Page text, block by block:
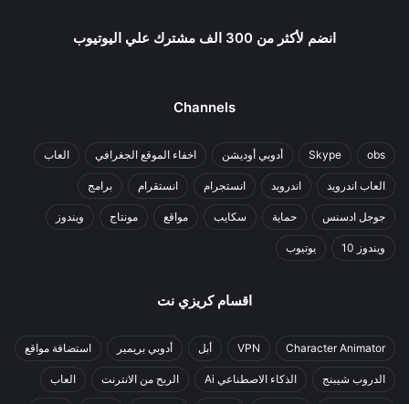
انضم لأكثر من 300 الف مشترك علي اليوتيوب
Channels
obs
Skype أدوبي أوديشن اخفاء الموقع الجغرافي العاب
العاب اندرويد اندرويد انستجرام انستقرام برامج
جوجل ادسنس حماية سكايب مواقع مونتاج ويندوز
ويندوز 10 يوتيوب
اقسام كريزي نت
Character Animator
VPN أبل أدوبي بريمير استضافة مواقع
الدروب شيبنج الذكاء الاصطناعي Ai الربح من الانترنت العاب